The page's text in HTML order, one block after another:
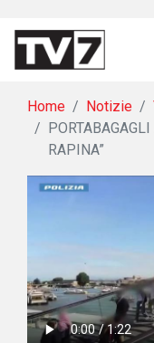
Home Notizie
RAPINA”